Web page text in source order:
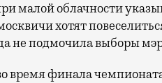
малой облачности
хотят
не подмочила выборы
время финала